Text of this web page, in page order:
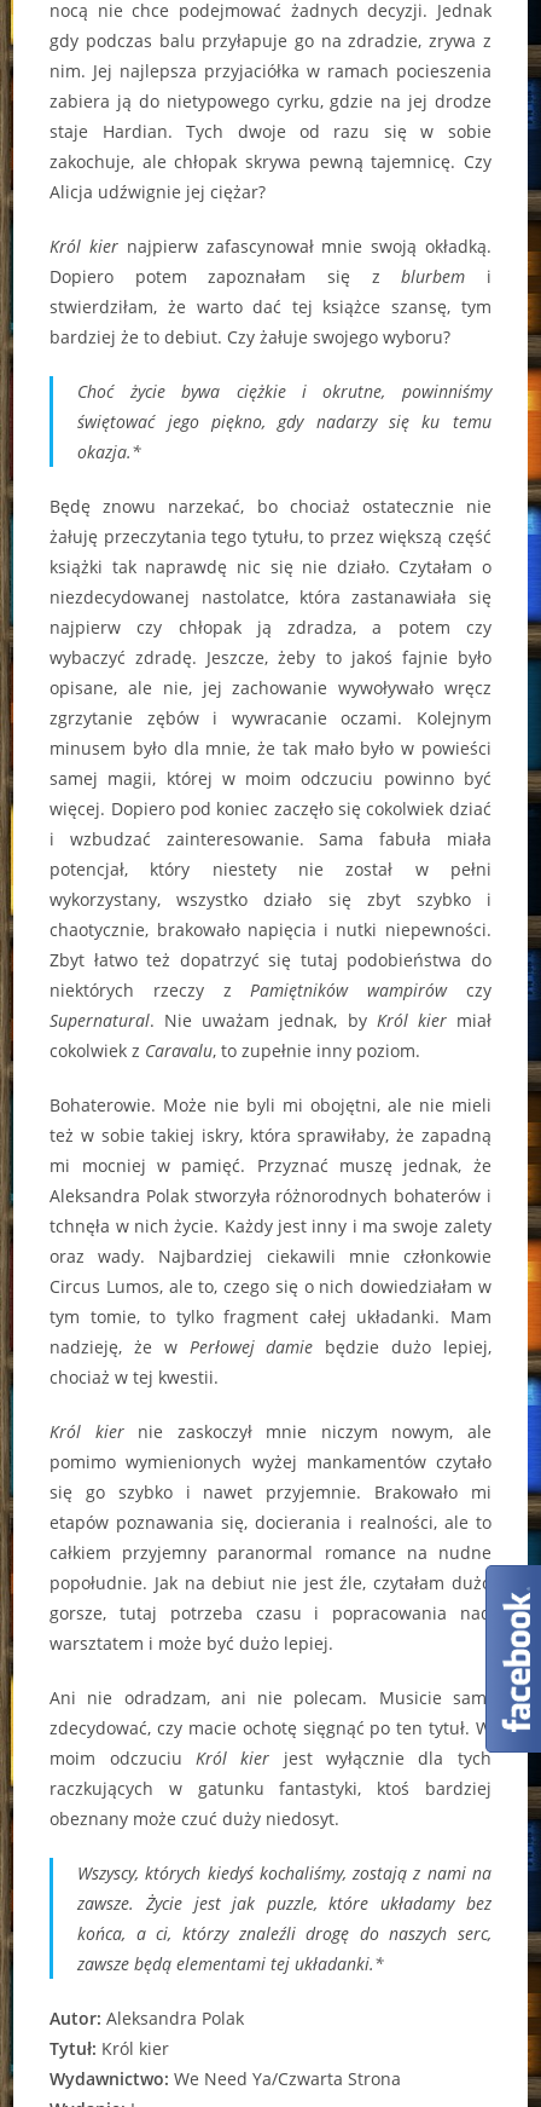
nocą nie chce podejmować żadnych decyzji. Jednak
gdy podczas balu przyłapuje go na zdradzie, zrywa z
nim. Jej najlepsza przyjaciółka w ramach pocieszenia
zabiera ją do nietypowego cyrku, gdzie na jej drodze
staje Hardian. Tych dwoje od razu się w sobie
zakochuje, ale chłopak skrywa pewną tajemnicę. Czy
Alicja udźwignie jej ciężar?
Król kiernajpierw zafascynował mnie swoją okładką.
Dopiero potem zapoznałam się zblurbem i
stwierdziłam, że warto dać tej książce szansę, tym
bardziej że to debiut. Czy żałuje swojego wyboru?
Choć życie bywa ciężkie i okrutne, powinniśmy
świętować jego piękno, gdy nadarzy się ku temu
okazja.*
Będę znowu narzekać, bo chociaż ostatecznie nie
żałuję przeczytania tego tytułu, to przez większą część
książki tak naprawdę nic się nie działo. Czytałam o
niezdecydowanej nastolatce, która zastanawiała się
najpierw czy chłopak ją zdradza, a potem czy
wybaczyć zdradę. Jeszcze, żeby to jakoś fajnie było
opisane, ale nie, jej zachowanie wywoływało wręcz
zgrzytanie zębów i wywracanie oczami. Kolejnym
minusem było dla mnie, że tak mało było w powieści
samej magii, której w moim odczuciu powinno być
więcej. Dopiero pod koniec zaczęło się cokolwiek dziać
i wzbudzać zainteresowanie. Sama fabuła miała
potencjał, który niestety nie został w pełni
wykorzystany, wszystko działo się zbyt szybko i
chaotycznie, brakowało napięcia i nutki niepewności.
Zbyt łatwo też dopatrzyć się tutaj podobieństwa do
niektórych rzeczy zPamiętników wampirówczy
Supernatural. Nie uważam jednak, by Król kiermiał
cokolwiek z Caravalu, to zupełnie inny poziom.
Bohaterowie. Może nie byli mi obojętni, ale nie mieli
też w sobie takiej iskry, która sprawiłaby, że zapadną
mi mocniej w pamięć. Przyznać muszę jednak, że
Aleksandra Polak stworzyła różnorodnych bohaterów i
tchnęła w nich życie. Każdy jest inny i ma swoje zalety
oraz wady. Najbardziej ciekawili mnie członkowie
Circus Lumos, ale to, czego się o nich dowiedziałam w
tym tomie, to tylko fragment całej układanki. Mam
nadzieję, że w Perłowej damie będzie dużo lepiej,
chociaż w tej kwestii.
Król kiernie zaskoczył mnie niczym nowym, ale
pomimo wymienionych wyżej mankamentów czytało
się go szybko i nawet przyjemnie. Brakowało mi
etapów poznawania się, docierania i realności, ale to
całkiem przyjemny paranormal romance na nudne
popołudnie. Jak na debiut nie jest źle, czytałam dużo
gorsze, tutaj potrzeba czasu i popracowania nad
warsztatem i może być dużo lepiej.
Ani nie odradzam, ani nie polecam. Musicie sami
zdecydować, czy macie ochotę sięgnąć po ten tytuł. W
moim odczuciu Król kier jest wyłącznie dla tych
raczkujących w gatunku fantastyki, ktoś bardziej
obeznany może czuć duży niedosyt.
Wszyscy, których kiedyś kochaliśmy, zostają z nami na
zawsze. Życie jest jak puzzle, które układamy bez
końca, a ci, którzy znaleźli drogę do naszych serc,
zawsze będą elementami tej układanki.*
Autor: Aleksandra Polak
Tytuł: Król kier
Wydawnictwo: We Need Ya/Czwarta Strona